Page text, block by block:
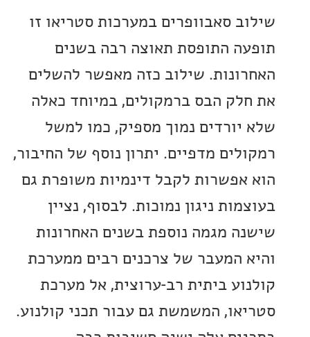
סאבוופרים במערכות סטריאו זו
התופסת תאוצה רבה בשנים
שילוב כזה מאפשר להשלים
הבס ברמקולים, במיוחד כאלה
נמוך מספיק, כמו למשל
מדפיים. יתרון נוסף של החיבור,
לקבל דינמיות משופרת גם
ניגון נמוכות. לבסוף, נציין
מגמה נוספת בשנים האחרונות
המעבר של צרכנים רבים ממערכת
ביתית רב-ערוצית, אל מערכת
המשמשת גם עבור תכני קולנוע.